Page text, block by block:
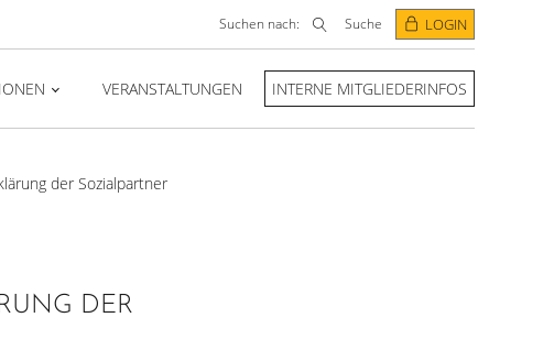
Suchen nach: Suche LOGIN
VERANSTALTUNGEN INTERNE MITGLIEDERINFOS
der Sozialpartner
DER